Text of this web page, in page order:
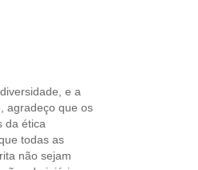
e a
agradeço que os
da ética
todas as
não sejam